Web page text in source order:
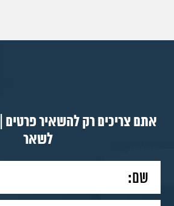
אתם צריכים רק להשאיר פרטים
לשאר